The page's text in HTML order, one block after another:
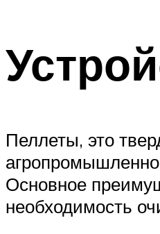
Пеллеты, это
Основное
необходимость